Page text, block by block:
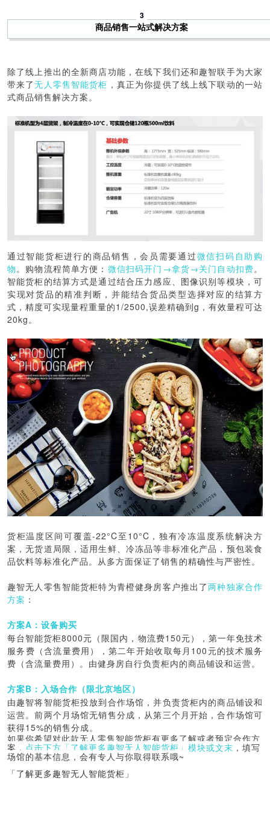
3
商品销售一站式解决方案
除了线上推出的全新商店功能，在线下我们还和趣智联手为大家
带来了无人零售智能货柜 ，真正为你提供了线上线下联动的一站
式商品销售解决方案。
通过智能货柜进行的商品销售，会员需要通过微信扫码自助购
物。购物流程简单方便： 微信扫码开门→拿货→关门自动扣费。
智能货柜的结算方式是通过结合压力感应、图像识别等模块，可
实现对货品的精准判断，并能结合货品类型选择对应的结算方
式，精度可实现量程重量的1/2500,误差精确到g，有效量程可达
20kg。
货柜温度区间可覆盖-22°C至10°C，独有冷冻温度系统解决方
案，无货道局限，适用生鲜、冷冻品等非标准化产品，预包装食
品饮料等标准化产品。从多方面保证了销售的精确性与严密性。
趣智无人零售智能货柜特为青橙健身房客户推出了两种独家合作
方案 ：
方案A：设备购买
每台智能货柜8000元（限国内，物流费150元），第一年免技术
服务费（含流量费用），第二年开始收取每月100元的技术服务
费（含流量费用）。由健身房自行负责柜内的商品铺设和运营。
方案B：入场合作（限北京地区）
由趣智将智能货柜投放到合作场馆，并负责货柜内的商品铺设和
运营。前两个月场馆无销售分成，从第三个月开始，合作场馆可
获得15%的销售分成。
如果你希望对此款无人零售智能货柜有更多了解或者预定合作方
案， 点击下方「了解更多趣智无人智能货柜」模块或文末 ，填写
场馆的基本信息，会有专人与你取得联系哦~
「了解更多趣智无人智能货柜」